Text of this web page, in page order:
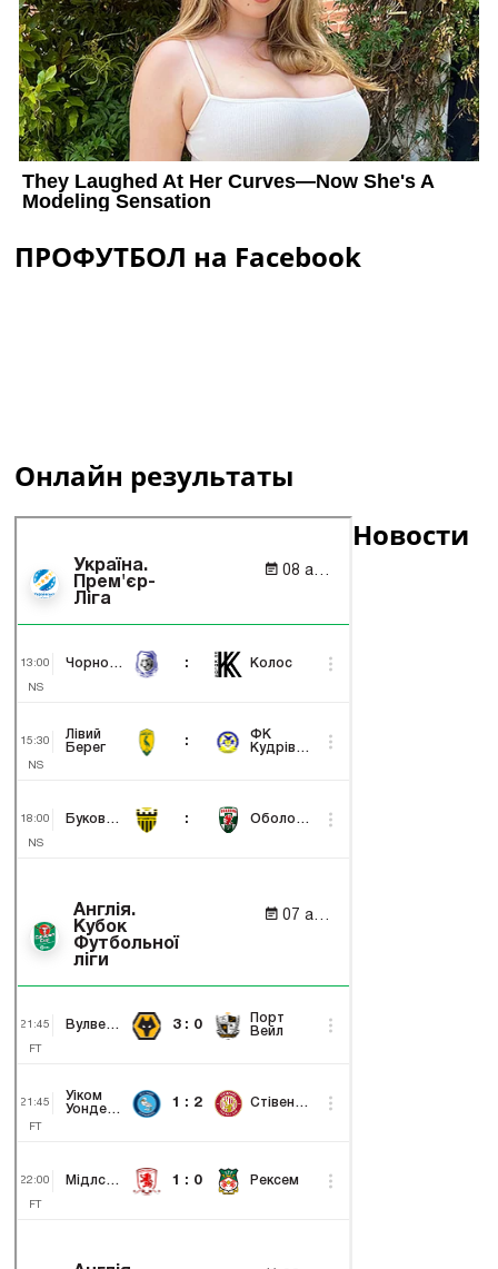
ПРОФУТБОЛ на Facebook
Онлайн результаты
Новости